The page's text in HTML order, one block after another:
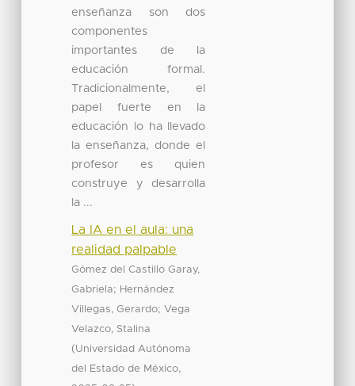
enseñanza son dos
componentes
importantes de la
educación formal.
Tradicionalmente, el
papel fuerte en la
educación lo ha llevado
la enseñanza, donde el
profesor es quien
construye y desarrolla
la ...
La IA en el aula: una
realidad palpable
Gómez del Castillo Garay,
Gabriela; Hernández
Villegas, Gerardo;Vega
Velazco, Stalina
(Universidad Autónoma
del Estado de México,